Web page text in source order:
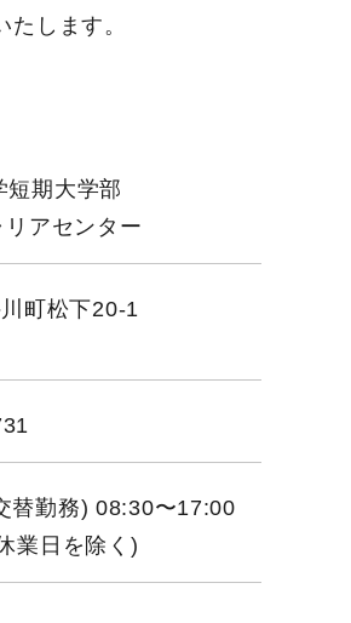
します。
短期大学部
アセンター
町松下20-1
替勤務) 08:30〜17:00
業日を除く)